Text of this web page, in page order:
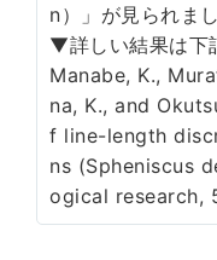
n）」が見られまし
▼詳しい結果は下
Manabe, K.,
na, K., and
f line-length
ns (Spheniscus
ogical research,